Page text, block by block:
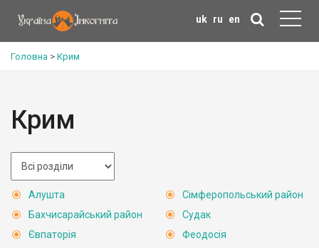
uk ru en
Головна > Крим
Крим
Алушта
Бахчисарайський район
Євпаторія
Сімферопольський район
Судак
Феодосія